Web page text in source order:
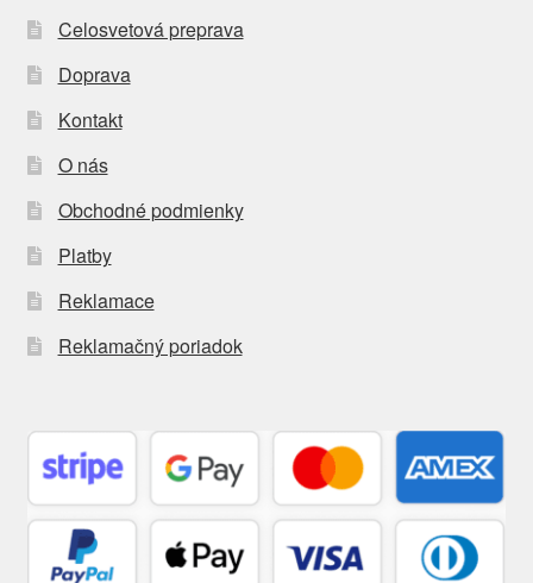
Celosvetová preprava
Doprava
Kontakt
O nás
Obchodné podmienky
Platby
Reklamace
Reklamačný poriadok